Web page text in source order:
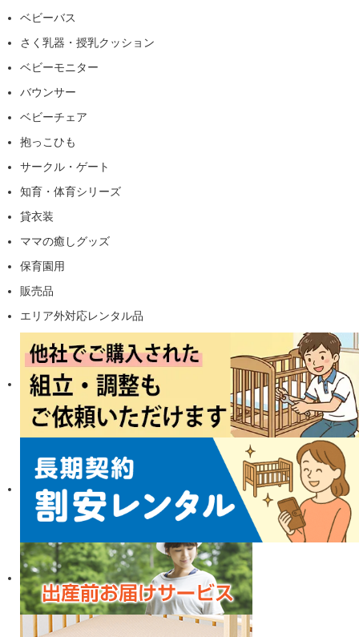
ベビーバス
さく乳器・授乳クッション
ベビーモニター
バウンサー
ベビーチェア
抱っこひも
サークル・ゲート
知育・体育シリーズ
貸衣装
ママの癒しグッズ
保育園用
販売品
エリア外対応レンタル品